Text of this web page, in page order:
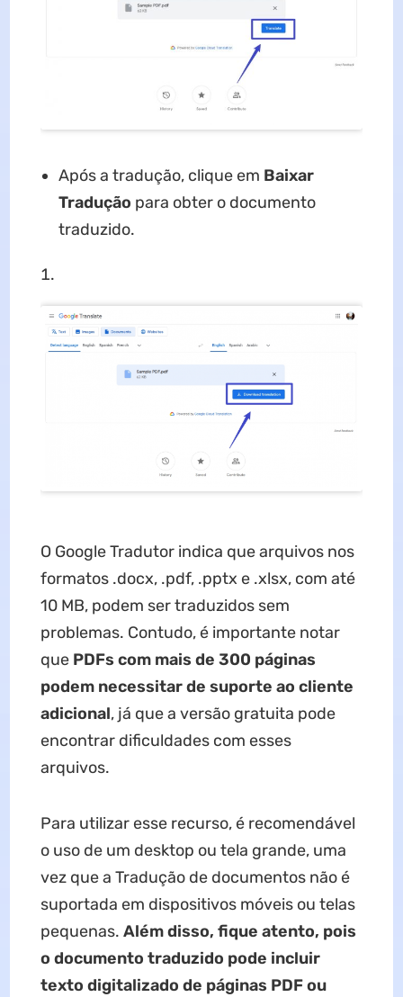
Após a tradução, clique em Baixar
Tradução para obter o documento
traduzido.
O Google Tradutor indica que arquivos nos
formatos .docx, .pdf, .pptx e .xlsx, com até
10 MB, podem ser traduzidos sem
problemas. Contudo, é importante notar
que PDFs com mais de 300 páginas
podem necessitar de suporte ao cliente
adicional, já que a versão gratuita pode
encontrar dificuldades com esses
arquivos.
Para utilizar esse recurso, é recomendável
o uso de um desktop ou tela grande, uma
vez que a Tradução de documentos não é
suportada em dispositivos móveis ou telas
pequenas. Além disso, fique atento, pois
o documento traduzido pode incluir
texto digitalizado de páginas PDF ou